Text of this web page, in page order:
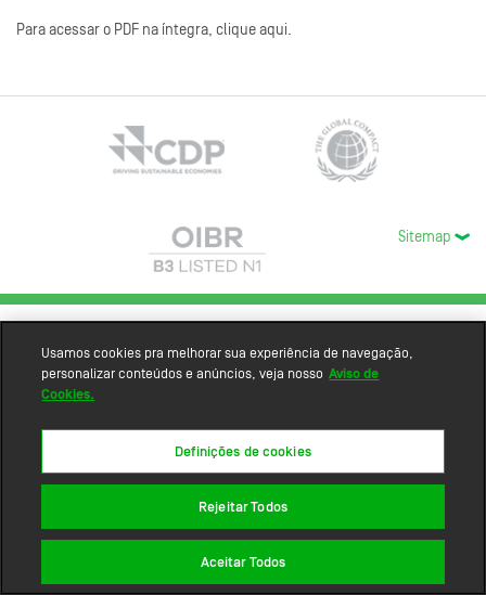
Para acessar o PDF na íntegra, clique aqui.
Sitemap
Usamos cookies pra melhorar sua experiência de navegação,
personalizar conteúdos e anúncios, veja nosso Aviso de
Cookies.
Definições de cookies
Rejeitar Todos
Aceitar Todos